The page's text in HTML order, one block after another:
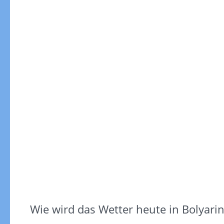
Wie wird das Wetter heute in
Gewitterrisiko in 3h